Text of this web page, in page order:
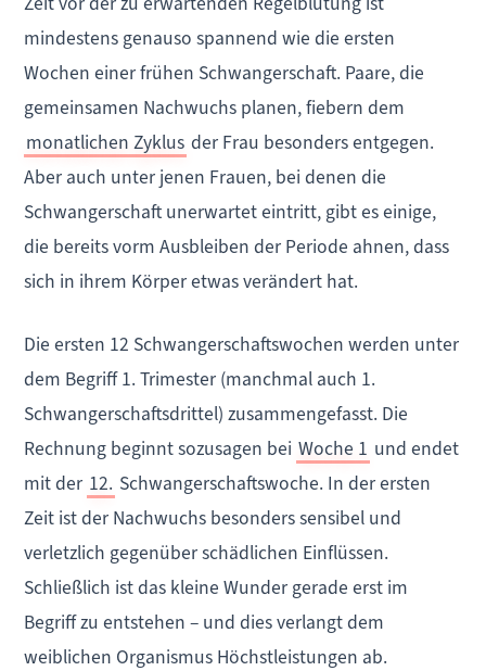
mindestens genauso spannend wie die ersten
Wochen einer frühen Schwangerschaft. Paare, die
gemeinsamen Nachwuchs planen, fiebern dem
monatlichen Zyklus der Frau besonders entgegen.
Aber auch unter jenen Frauen, bei denen die
Schwangerschaft unerwartet eintritt, gibt es einige,
die bereits vorm Ausbleiben der Periode ahnen, dass
sich in ihrem Körper etwas verändert hat.
Die ersten 12 Schwangerschaftswochen werden unter
dem Begriff 1. Trimester (manchmal auch 1.
Schwangerschaftsdrittel) zusammengefasst. Die
Rechnung beginnt sozusagen bei Woche 1 und endet
mit der 12. Schwangerschaftswoche. In der ersten
Zeit ist der Nachwuchs besonders sensibel und
verletzlich gegenüber schädlichen Einflüssen.
Schließlich ist das kleine Wunder gerade erst im
Begriff zu entstehen – und dies verlangt dem
weiblichen Organismus Höchstleistungen ab.